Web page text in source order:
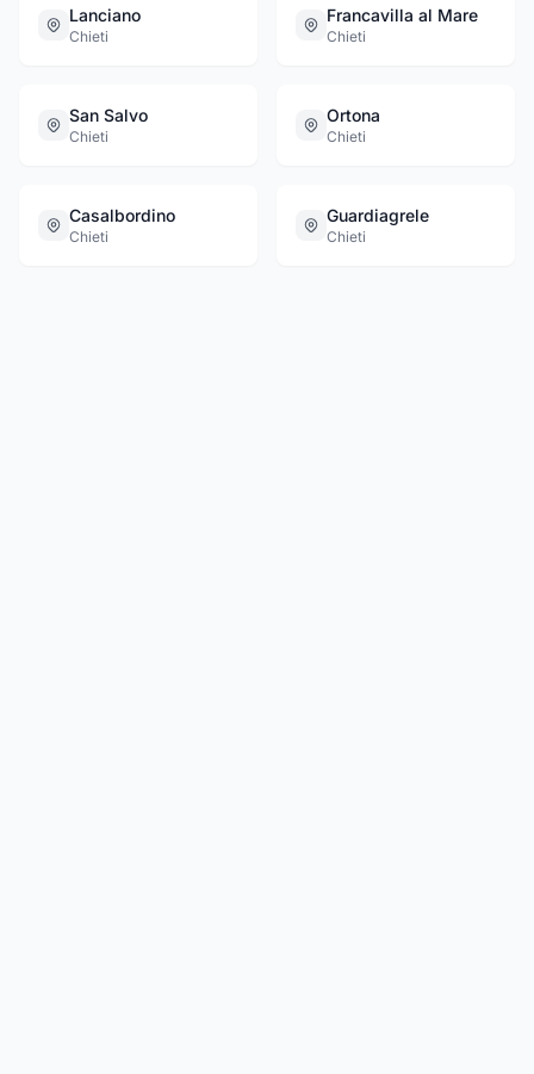
Lanciano
Chieti
Francavilla al Mare
Chieti
San Salvo
Chieti
Ortona
Chieti
Casalbordino
Chieti
Guardiagrele
Chieti